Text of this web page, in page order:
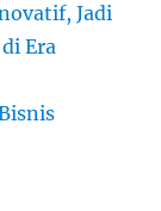
Jadi
Era